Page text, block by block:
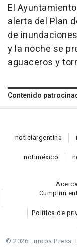
El
alerta del Plan
de
y la noche se
aguaceros y
Contenido
noticiargentina
notiméxico
Política de
© 2026 Europa Press.